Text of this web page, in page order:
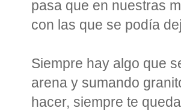
pasa que en nuestras
con las que se podía
Siempre hay algo que
arena y sumando
hacer, siempre te